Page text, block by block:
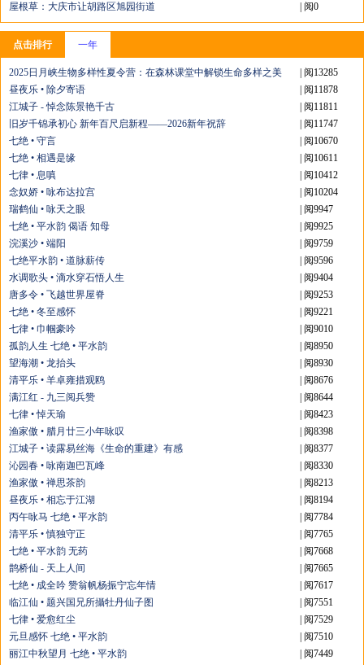
屋根草：大庆市让胡路区旭园街道
| 阅0
点击排行 一年
2025日月峡生物多样性夏令营：在森林课堂中解锁生命多样之美
| 阅13285
昼夜乐 • 除夕寄语
| 阅11878
江城子 - 悼念陈景艳千古
| 阅11811
旧岁千锦承初心 新年百尺启新程——2026新年祝辞
| 阅11747
七绝 • 守言
| 阅10670
七绝 • 相遇是缘
| 阅10611
七律 • 息嗔
| 阅10412
念奴娇 • 咏布达拉宫
| 阅10204
瑞鹤仙 • 咏天之眼
| 阅9947
七绝 • 平水韵 偈语 知母
| 阅9925
浣溪沙 • 端阳
| 阅9759
七绝平水韵 • 道脉薪传
| 阅9596
水调歌头 • 滴水穿石悟人生
| 阅9404
唐多令 • 飞越世界屋脊
| 阅9253
七绝 • 冬至感怀
| 阅9221
七律 • 巾帼豪吟
| 阅9010
孤韵人生 七绝 • 平水韵
| 阅8950
望海潮 • 龙抬头
| 阅8930
清平乐 • 羊卓雍措观鸥
| 阅8676
满江红 - 九三阅兵赞
| 阅8644
七律 • 悼天瑜
| 阅8423
渔家傲 • 腊月廿三小年咏叹
| 阅8398
江城子 • 读露易丝海《生命的重建》有感
| 阅8377
沁园春 • 咏南迦巴瓦峰
| 阅8330
渔家傲 • 禅思茶韵
| 阅8213
昼夜乐 • 相忘于江湖
| 阅8194
丙午咏马 七绝 • 平水韵
| 阅7784
清平乐 • 慎独守正
| 阅7765
七绝 • 平水韵 无药
| 阅7668
鹊桥仙 - 天上人间
| 阅7665
七绝 • 成全吟 赞翁帆杨振宁忘年情
| 阅7617
临江仙 • 题兴国兄所攝牡丹仙子图
| 阅7551
七律 • 爱愈红尘
| 阅7529
元旦感怀 七绝 • 平水韵
| 阅7510
丽江中秋望月 七绝 • 平水韵
| 阅7449